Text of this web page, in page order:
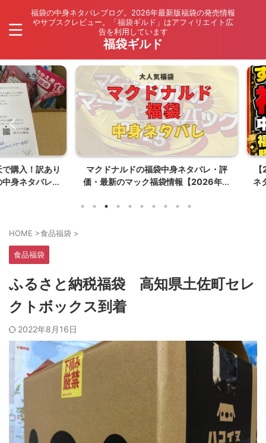
福袋の中身ネタバレブログ。2026年最新版福袋の発売情報
やサブスクレビュー。「福袋ギルド」はアフィリエイト広
告を利用しています
福袋ギルド
！訳あり
タバレ
マクドナルドの福袋中身ネタバレ・評
価・最新のマック福袋情報【2026年夏
【2026
ネタバ
HOME >食品福袋 >
食品福袋
ふるさと納税福袋 高知県土佐町セレ
クトボックス到着
2022年8月16日